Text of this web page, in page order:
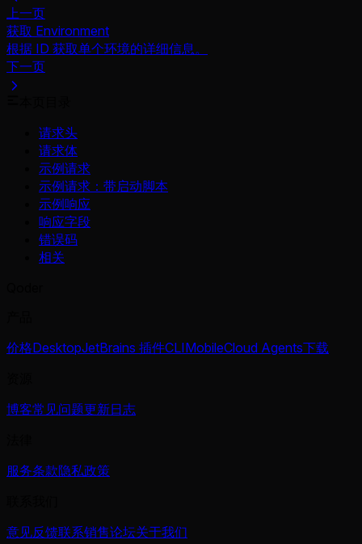
上一页
获取 Environment
根据 ID 获取单个环境的详细信息。
下一页
请求头
请求体
示例请求
示例请求：带启动脚本
示例响应
响应字段
错误码
相关
价格DesktopJetBrains 插件CLIMobileCloud Agents下载
博客常见问题更新日志
服务条款隐私政策
意见反馈联系销售论坛关于我们